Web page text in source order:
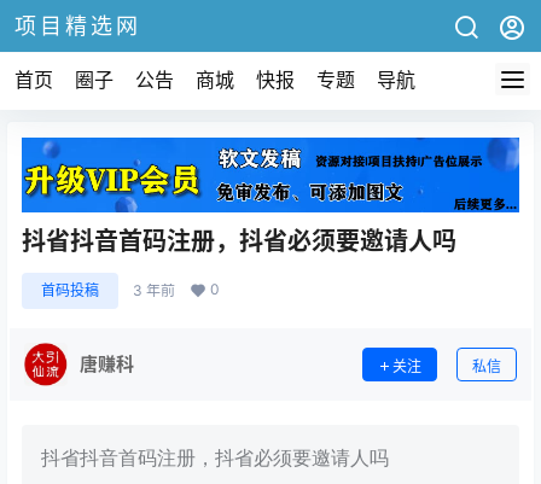
项目精选网
首页 圈子 公告 商城 快报 专题 导航
抖省抖音首码注册，抖省必须要邀请人吗
首码投稿 3 年前 0
唐赚科 关注 私信
抖省抖音首码注册，抖省必须要邀请人吗